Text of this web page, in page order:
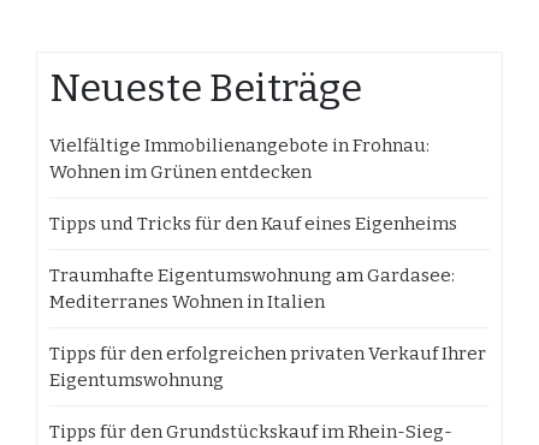
Neueste Beiträge
Vielfältige Immobilienangebote in Frohnau:
Wohnen im Grünen entdecken
Tipps und Tricks für den Kauf eines Eigenheims
Traumhafte Eigentumswohnung am Gardasee:
Mediterranes Wohnen in Italien
Tipps für den erfolgreichen privaten Verkauf Ihrer
Eigentumswohnung
Tipps für den Grundstückskauf im Rhein-Sieg-